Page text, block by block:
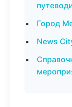
Город
News